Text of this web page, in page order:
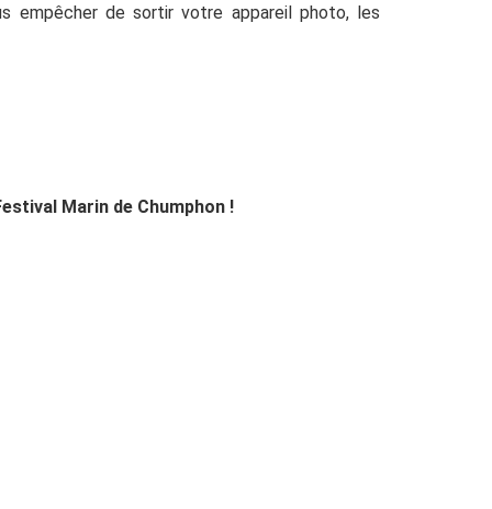
empêcher de sortir votre appareil photo, les
Marin de Chumphon !